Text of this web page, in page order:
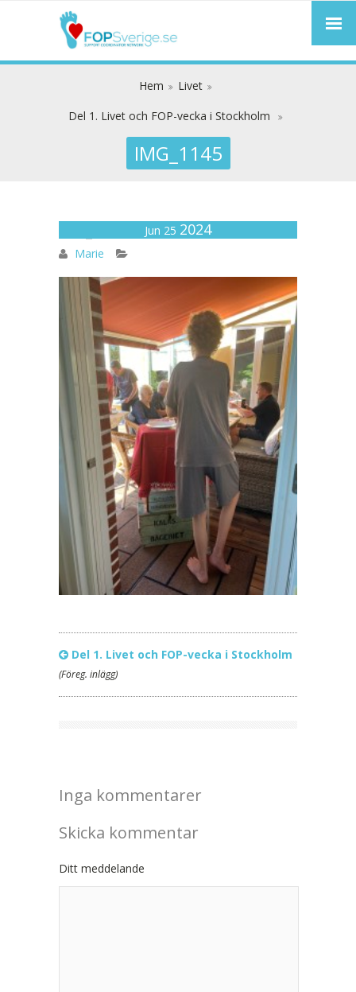
Hem
Livet
Del 1. Livet och FOP-vecka i Stockholm
IMG_1145
Jun 25 2024
Marie
Del 1. Livet och FOP-vecka i Stockholm
(Föreg. inlägg)
Inga kommentarer
Skicka kommentar
Ditt meddelande